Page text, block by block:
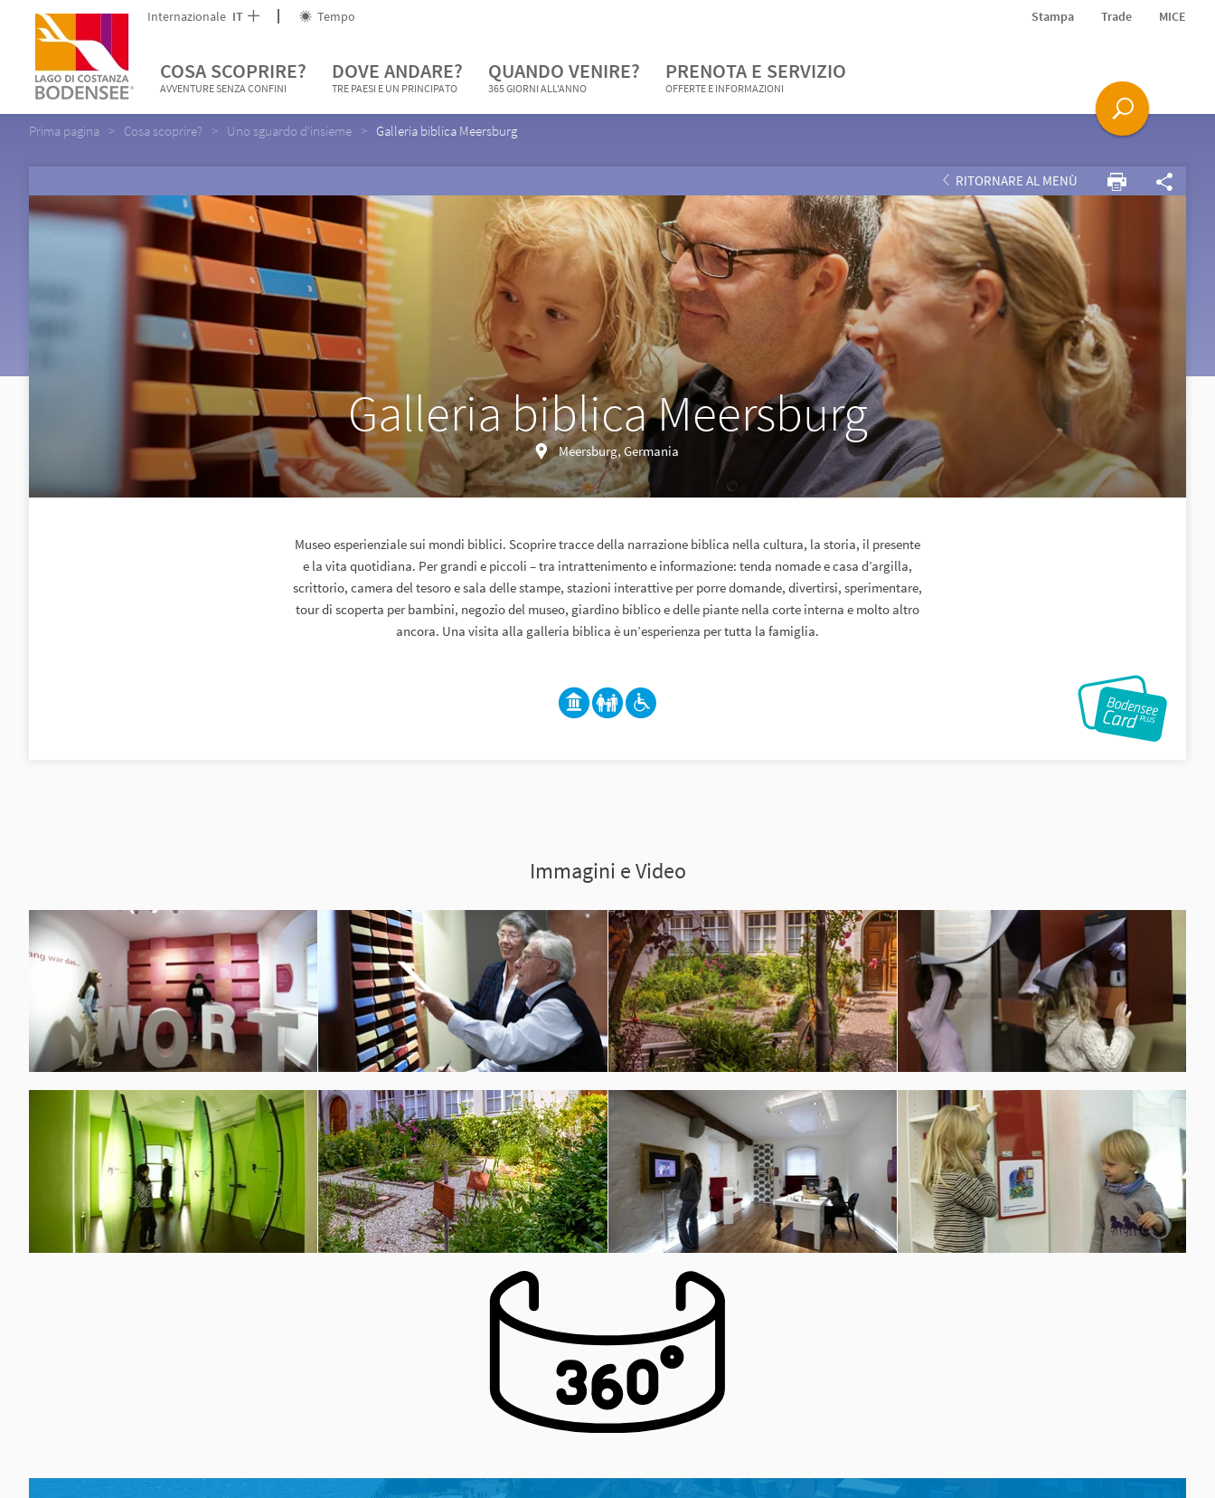
Internazionale IT Tempo Stampa Trade MICE
COSA SCOPRIRE?
AVVENTURE SENZA CONFINI
DOVE ANDARE?
TRE PAESI E UN PRINCIPATO
QUANDO VENIRE?
365 GIORNI ALL'ANNO
PRENOTA E SERVIZIO
OFFERTE E INFORMAZIONI
Prima pagina Cosa scoprire? Uno sguardo d'insieme Galleria biblica Meersburg
RITORNARE AL MENÙ
Galleria biblica Meersburg
Meersburg, Germania
Museo esperienziale sui mondi biblici. Scoprire tracce della narrazione biblica nella cultura, la storia, il presente
e la vita quotidiana. Per grandi e piccoli – tra intrattenimento e informazione: tenda nomade e casa d’argilla,
scrittorio, camera del tesoro e sala delle stampe, stazioni interattive per porre domande, divertirsi, sperimentare,
tour di scoperta per bambini, negozio del museo, giardino biblico e delle piante nella corte interna e molto altro
ancora. Una visita alla galleria biblica è un’esperienza per tutta la famiglia.
Immagini e Video